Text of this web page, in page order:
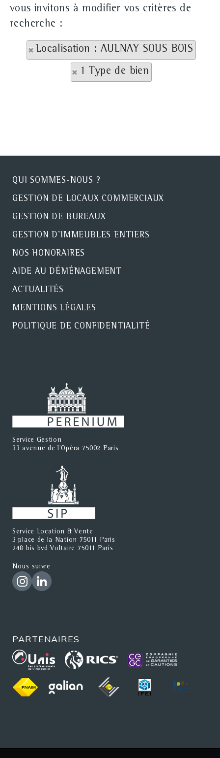
vous invitons à modifier vos critères de
recherche :
Localisation : AULNAY SOUS BOIS
1 Type de bien
QUI SOMMES-NOUS ?
GESTION DE LOCAUX COMMERCIAUX
GESTION DE BUREAUX
GESTION D'IMMEUBLES ENTIERS
NOS HONORAIRES
AIDE AU DÉMÉNAGEMENT
ACTUALITÉS
MENTIONS LÉGALES
POLITIQUE DE CONFIDENTIALITÉ
Service Gestion
33 avenue de l'Opéra 75002 Paris
Service Location & Vente
3 place de la Nation 75011 Paris
248 bis bvd Voltaire 75011 Paris
Nous suivre
PARTENAIRES